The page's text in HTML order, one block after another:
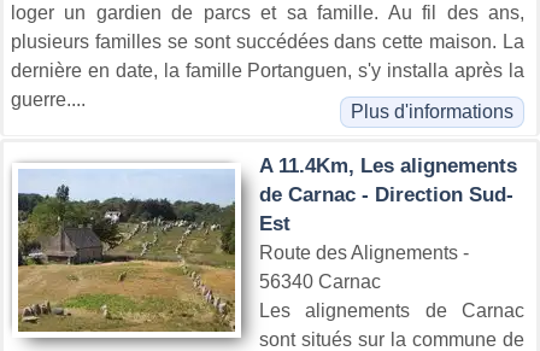
loger un gardien de parcs et sa famille. Au fil des ans,
plusieurs familles se sont succédées dans cette maison. La
dernière en date, la famille Portanguen, s'y installa après la
guerre....
Plus d'informations
A 11.4Km, Les alignements
de Carnac - Direction Sud-
Est
Route des Alignements -
56340 Carnac
Les alignements de Carnac
sont situés sur la commune de